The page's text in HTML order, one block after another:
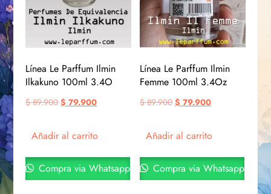
Línea Le Parffum Ilmin
Ilkakuno 100ml 3.4O
$89.900 $ 79.900
Añadir al carrito
Compra via Whatsapp
Línea Le Parffum Ilmin
Femme 100ml 3.4Oz
$89.900 $ 79.900
Añadir al carrito
Compra via Whatsapp